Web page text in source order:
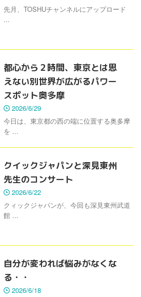
先月、TOSHUチャンネルにアップロード
...
都心から２時間、東京とは思
えない別世界が広がるパワー
スポット奥多摩
2026/6/29
今日は、東京都の西の端に位置する奥多摩
を ...
クイックジャパンと深見東州
先生のコンサート
2026/6/22
クィックジャパンが、今回も深見東州武道
館 ...
自分が変われば悩みがなくな
る・・
2026/6/18